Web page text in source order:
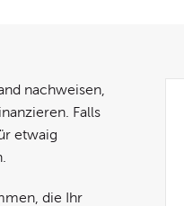
nachweisen,
Falls
etwaig
die Ihr